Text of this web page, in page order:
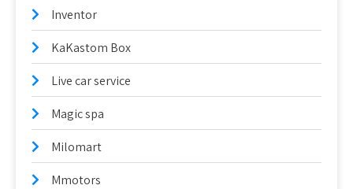
Inventor
KaKastom Box
Live car service
Magic spa
Milomart
Mmotors